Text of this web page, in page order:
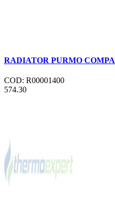
RADIATOR PURMO
COD: R00001400
574.30